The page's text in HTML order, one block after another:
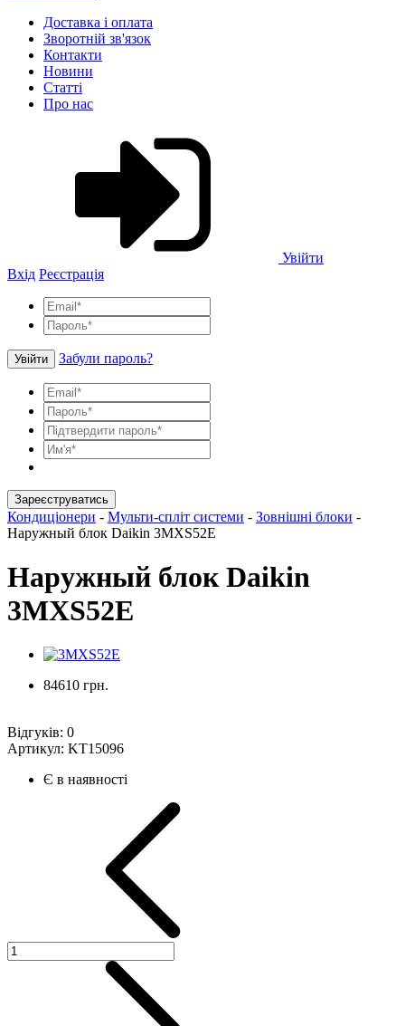
Доставка і оплата
Зворотній зв'язок
Контакти
Новини
Статті
Про нас
Увійти
Вхід Реєстрація
Увійти Забули пароль?
Зареєструватись
Кондиціонери - Мульти-спліт системи - Зовнішні блоки -
Наружный блок Daikin 3MXS52E
Наружный блок Daikin
3MXS52E
84610 грн.
Відгуків: 0
Артикул: KT15096
Є в наявності